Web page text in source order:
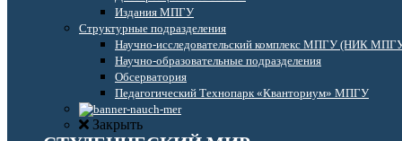
Издания МПГУ
Структурные подразделения
Научно-исследовательский комплекс МПГУ (НИК
Научно-образовательные подразделения
Обсерватория
Педагогический Технопарк «Кванториум» МПГУ
Закрыть